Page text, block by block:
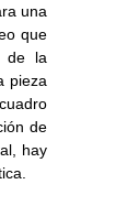
una
que
de la
pieza
de
hay